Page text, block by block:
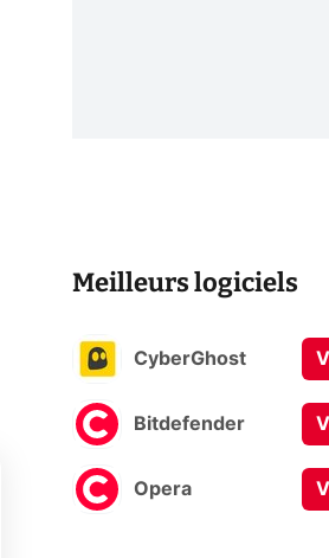
Meilleurs logiciels
CyberGhost
Bitdefender
Opera